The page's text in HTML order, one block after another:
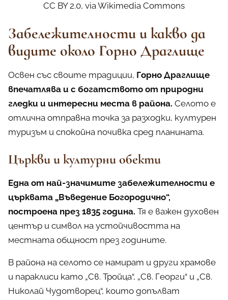
CC BY 2.0, via Wikimedia Commons
Забележителности и какво да
видите около Горно Драглище
Освен със своите традиции, Горно Драглище
впечатлява и с богатството от природни
гледки и интересни места в района. Селото е
отлична отправна точка за разходки, културен
туризъм и спокойна почивка сред планината.
Църкви и културни обекти
Една от най-значимите забележителности е
църквата „Въведение Богородично“,
построена през 1835 година. Тя е важен духовен
център и символ на устойчивостта на
местната общност през годините.
В района на селото се намират и други храмове
и параклиси като „Св. Тройца“, „Св. Георги“ и „Св.
Николай Чудотворец“, които допълват